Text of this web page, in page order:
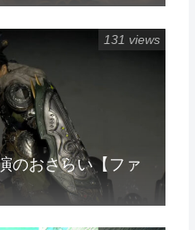
のおさらい【ファ
131 views